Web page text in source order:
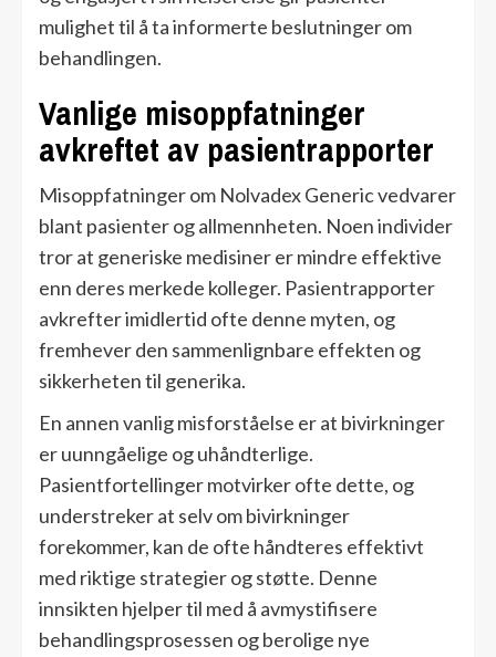
mulighet til å ta informerte beslutninger om
behandlingen.
Vanlige misoppfatninger
avkreftet av pasientrapporter
Misoppfatninger om Nolvadex Generic vedvarer
blant pasienter og allmennheten. Noen individer
tror at generiske medisiner er mindre effektive
enn deres merkede kolleger. Pasientrapporter
avkrefter imidlertid ofte denne myten, og
fremhever den sammenlignbare effekten og
sikkerheten til generika.
En annen vanlig misforståelse er at bivirkninger
er uunngåelige og uhåndterlige.
Pasientfortellinger motvirker ofte dette, og
understreker at selv om bivirkninger
forekommer, kan de ofte håndteres effektivt
med riktige strategier og støtte. Denne
innsikten hjelper til med å avmystifisere
behandlingsprosessen og berolige nye